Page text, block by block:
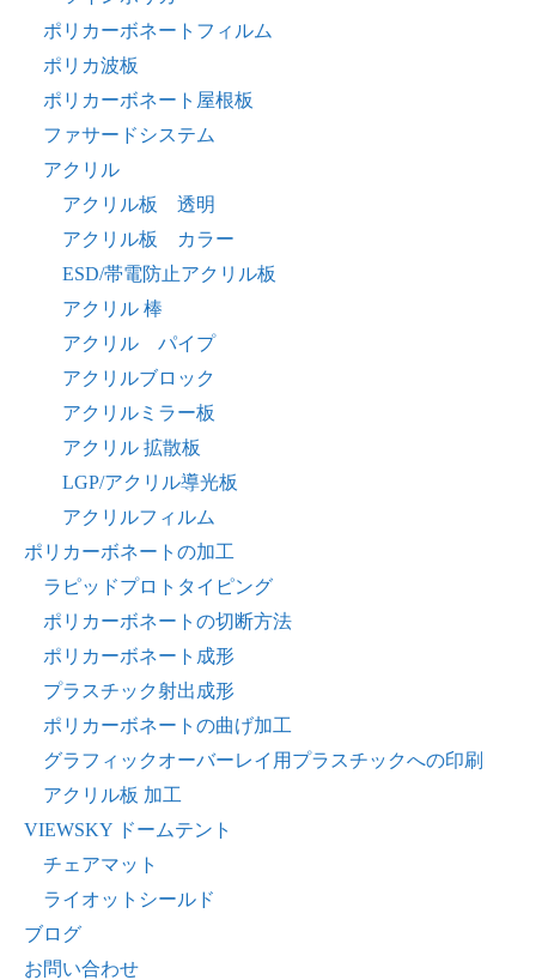
ポリカーボネートフィルム
ポリカ波板
ポリカーボネート屋根板
ファサードシステム
アクリル
アクリル板 透明
アクリル板 カラー
ESD/帯電防止アクリル板
アクリル 棒
アクリル パイプ
アクリルブロック
アクリルミラー板
アクリル 拡散板
LGP/アクリル導光板
アクリルフィルム
ポリカーボネートの加工
ラピッドプロトタイピング
ポリカーボネートの切断方法
ポリカーボネート成形
プラスチック射出成形
ポリカーボネートの曲げ加工
グラフィックオーバーレイ用プラスチックへの印刷
アクリル板 加工
VIEWSKY ドームテント
チェアマット
ライオットシールド
ブログ
お問い合わせ